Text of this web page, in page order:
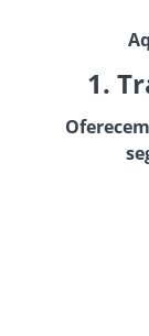
1.